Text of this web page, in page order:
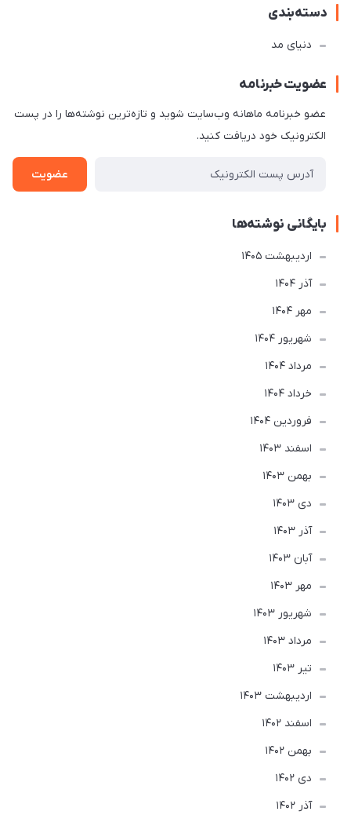
دسته‌بندی
دنیای مد
عضویت خبرنامه
عضو خبرنامه ماهانه وب‌سایت شوید و تازه‌ترین نوشته‌ها را در پست
الکترونیک خود دریافت کنید.
عضویت
بایگانی نوشته‌ها
ارديبهشت 1405
آذر 1404
مهر 1404
شهریور 1404
مرداد 1404
خرداد 1404
فروردین 1404
اسفند 1403
بهمن 1403
دی 1403
آذر 1403
آبان 1403
مهر 1403
شهریور 1403
مرداد 1403
تير 1403
ارديبهشت 1403
اسفند 1402
بهمن 1402
دی 1402
آذر 1402